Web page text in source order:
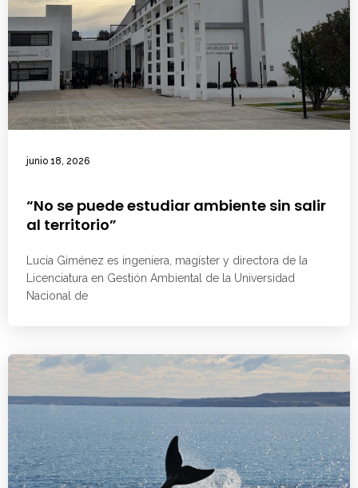
junio 18, 2026
“No se puede estudiar ambiente sin salir
al territorio”
Lucía Giménez es ingeniera, magíster y directora de la
Licenciatura en Gestión Ambiental de la Universidad
Nacional de